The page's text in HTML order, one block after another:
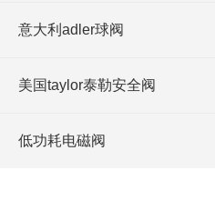
意大利adler球阀
美国taylor泰勒安全阀
低功耗电磁阀